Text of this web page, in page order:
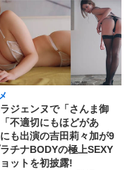
ジェンヌで「さんま御
不適切にもほどがあ
も出演の吉田莉々加が9
チナBODYの極上SEXY
ットを初披露!